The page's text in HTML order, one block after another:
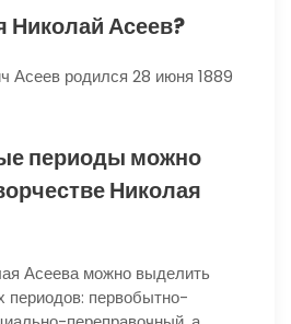
Николай Асеев?
Асеев родился 28 июня 1889
периоды можно
Николая
Асеева можно выделить
периодов: первобытно-